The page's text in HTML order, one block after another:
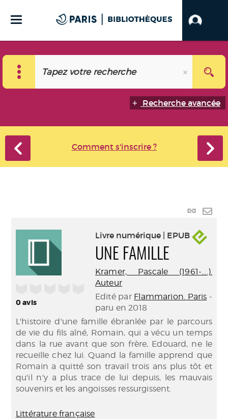
Recherche avancée
Comment s'inscrire ?
Lien
0avis
Livre numérique | EPUB
UNE FAMILLE
Kramer, Pascale (1961-....).
Auteur
Edité par Flammarion. Paris -
paru en 2018
L'histoire d'une famille ébranlée par le parcours
de vie du fils aîné, Romain, qui a vécu un temps
dans la rue avant que son frère, Edouard, ne le
recueille chez lui. Quand la famille apprend que
Romain a quitté son travail trois ans plus tôt et
qu'il n'y a plus trace de lui depuis, les mauvais
souvenirs et les angoisses ressurgissent.
Littérature française